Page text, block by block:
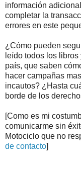
información
completar la
errores en este
¿Cómo pueden
leído todos los
país, que saben
hacer campañas
incautos? ¿Hasta
borde de los
[Como es mi
comunicarme sin
Motociclo que no
de contacto]